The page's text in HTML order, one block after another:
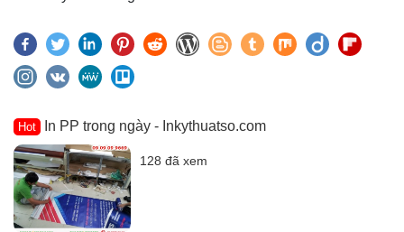
Hot In PP trong ngày - Inkythuatso.com
128 đã xem